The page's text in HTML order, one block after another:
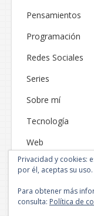
Pensamientos
Programación
Redes Sociales
Series
Sobre mí
Tecnología
Web
Privacidad y cookies:
por él, aceptas su uso.
Para obtener más
consulta: Política de